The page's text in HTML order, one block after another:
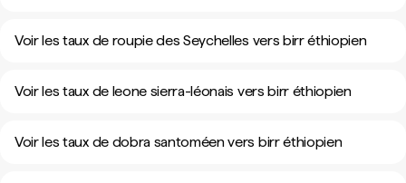
Voir les taux de roupie des Seychelles vers birr éthiopien
Voir les taux de leone sierra-léonais vers birr éthiopien
Voir les taux de dobra santoméen vers birr éthiopien